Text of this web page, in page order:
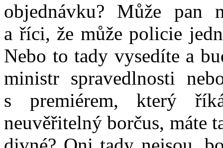
objednávku? Může pan
a říci, že může policie
Nebo to tady vysedíte a
ministr spravedlnosti
s premiérem, který
neuvěřitelný borčus, máte